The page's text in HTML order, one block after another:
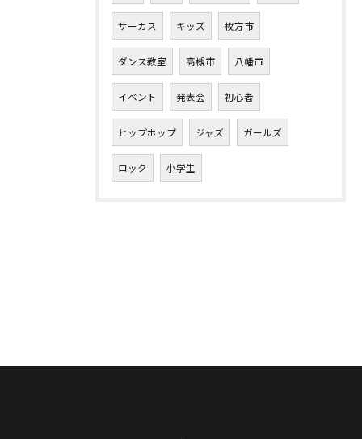
サーカス キッズ 枚方市
ダンス教室 高槻市 八幡市
イベント 発表会 初心者
ヒップホップ ジャズ ガールズ
ロック 小学生